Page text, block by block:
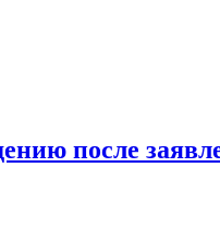
после